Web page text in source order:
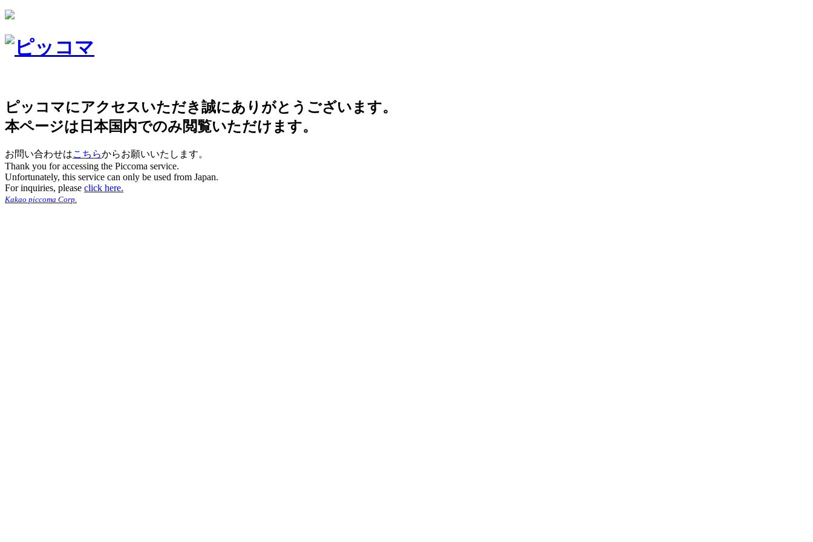
ピッコマにアクセスいただき誠にありがとうございます。
本ページは日本国内でのみ閲覧いただけます。
お問い合わせはこちらからお願いいたします。
Thank you for accessing the Piccoma service.
Unfortunately, this service can only be used from Japan.
For inquiries, please click here.
Kakao piccoma Corp.